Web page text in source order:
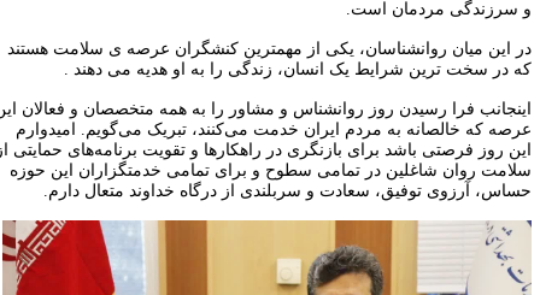
سرزندگی مردمان است.
این میان روانشناسان، یکی از مهمترین کنشگران عرصه ی سلامت هستند
در سخت ترین شرایط یک انسان، زندگی را به او هدیه می دهند .
فرا رسیدن روز روانشناس و مشاور را به همه متخصصان و فعالان این
که خالصانه به مردم ایران خدمت می‌کنند، تبریک می‌گویم. امیدوارم
روز فرصتی باشد برای بازنگری در راهکارها و تقویت برنامه‌های حمایتی از
روان شاغلین در تمامی سطوح و برای تمامی خدمتگزاران این حوزه
آرزوی توفیق، سعادت و سربلندی از درگاه خداوند متعال دارم.